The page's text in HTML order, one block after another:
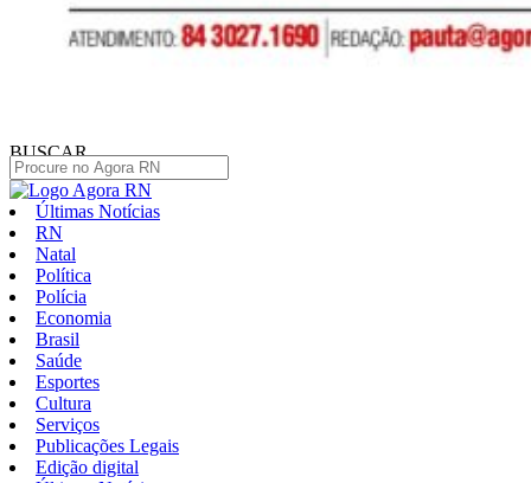
BUSCAR
Últimas Notícias
RN
Natal
Política
Polícia
Economia
Brasil
Saúde
Esportes
Cultura
Serviços
Publicações Legais
Edição digital